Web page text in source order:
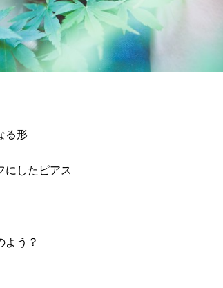
る形
にしたピアス
よう？